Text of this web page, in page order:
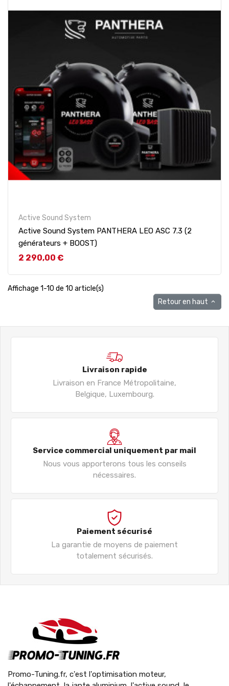
Active Sound System
Active Sound System PANTHERA LEO ASC 7.3 (2
générateurs + BOOST)
Prix
2 290,00 €
Affichage 1-10 de 10 article(s)
Retour en haut 
Livraison rapide
Livraison en France Métropolitaine,
Belgique, Luxembourg.
Service commercial uniquement par mail
Nous vous apporterons tous les conseils
nécessaires.
Paiement sécurisé
La garantie de moyens de paiement
totalement sécurisés.
Promo-Tuning.fr, c'est l'optimisation moteur,